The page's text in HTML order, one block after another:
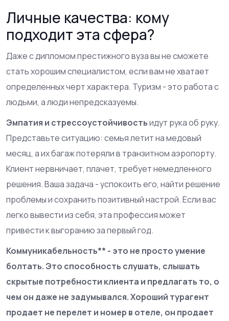
Личные качества: кому
подходит эта сфера?
Даже с дипломом престижного вуза вы не сможете
стать хорошим специалистом, если вам не хватает
определенных черт характера. Туризм - это работа с
людьми, а люди непредсказуемы.
Эмпатия и стрессоустойчивостьидут рука об руку.
Представьте ситуацию: семья летит на медовый
месяц, а их багаж потеряли в транзитном аэропорту.
Клиент нервничает, плачет, требует немедленного
решения. Ваша задача - успокоить его, найти решение
проблемы и сохранить позитивный настрой. Если вас
легко вывести из себя, эта профессия может
привести к выгоранию за первый год.
Коммуникабельность** - это не просто умение
болтать. Это способность слушать, слышать
скрытые потребности клиента и предлагать то, о
чем он даже не задумывался. Хороший турагент
продает не перелет и номер в отеле, он продает